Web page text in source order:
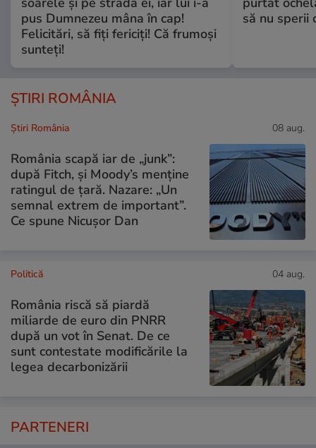
pus Dumnezeu mâna în cap!
Felicitări, să fiți fericiți! Că frumoși
sunteți!
să nu sperii
ȘTIRI ROMÂNIA
Știri România 08 aug.
România scapă iar de „junk”:
după Fitch, și Moody’s menține
ratingul de țară. Nazare: „Un
semnal extrem de important”.
Ce spune Nicușor Dan
Politică 04 aug.
România riscă să piardă
miliarde de euro din PNRR
după un vot în Senat. De ce
sunt contestate modificările la
legea decarbonizării
PARTENERI